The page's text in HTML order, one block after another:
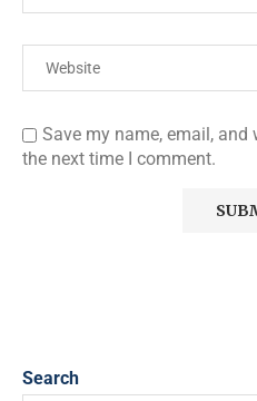
Save my name, email,
the next time I comment.
Search